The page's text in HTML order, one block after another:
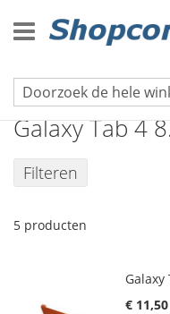
naar
de
Galaxy Tab 4 serie
Galaxy Tab 4
Filteren
5 producten
€ 11,50